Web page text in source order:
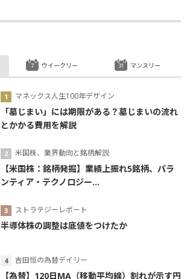
マネックス人生100年デザイン
「墓じまい」には期限がある？墓じまいの流れ
とかかる費用を解説
米国株、業界動向と銘柄解説
【米国株：銘柄発掘】業績上振れ5銘柄、パラ
ンティア・テクノロジー...
ストラテジーレポート
半導体株の調整は底値をつけたか
吉田恒の為替デイリー
【為替】120日MA（移動平均線）割れが示す円
ウイークリー マンスリー